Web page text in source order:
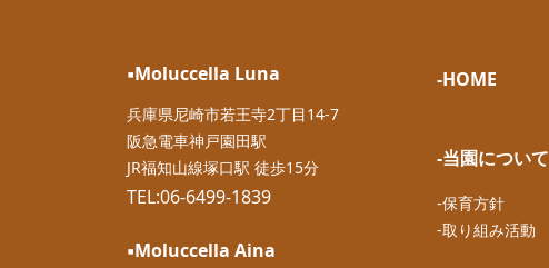
▪︎Moluccella Luna
兵庫県尼崎市若王寺2丁目14-7
阪急電車神戸園田駅
JR福知山線塚口駅 徒歩15分
TEL:06-6499-1839
▪︎Moluccella Aina
-HOME
-当園について
-保育方針
-取り組み活動